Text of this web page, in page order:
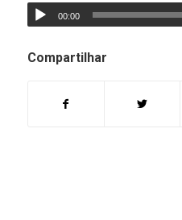
00:00
Compartilhar